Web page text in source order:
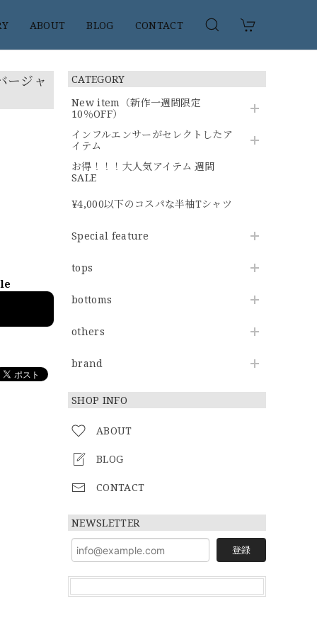
ABOUT BLOG CONTACT
CATEGORY
New item（新作一週間限定
10％OFF）
インフルエンサーがセレクトしたア
イテム
お得！！！大人気アイテム 週間
SALE
¥4,000以下のコスパな半袖Tシャツ
Special feature
tops
bottoms
others
brand
SHOP INFO
ABOUT
BLOG
CONTACT
NEWSLETTER
登録
ージャ